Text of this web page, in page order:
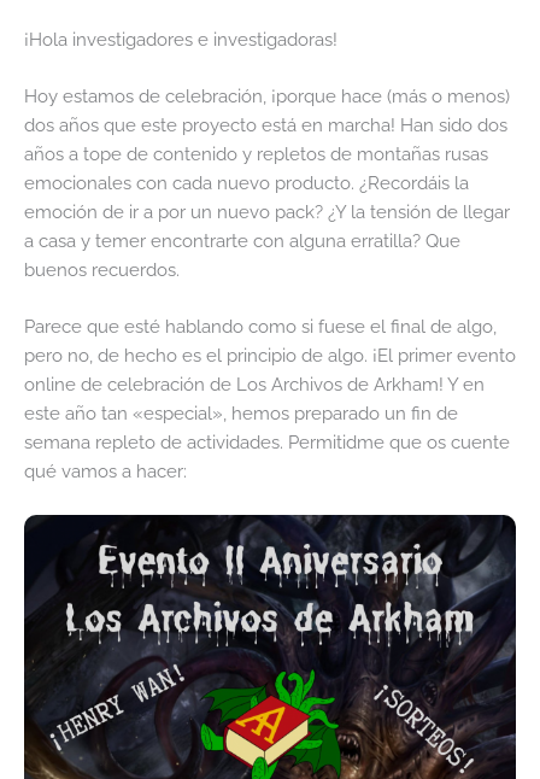
¡Hola investigadores e investigadoras!
Hoy estamos de celebración, ¡porque hace (más o menos)
dos años que este proyecto está en marcha! Han sido dos
años a tope de contenido y repletos de montañas rusas
emocionales con cada nuevo producto. ¿Recordáis la
emoción de ir a por un nuevo pack? ¿Y la tensión de llegar
a casa y temer encontrarte con alguna erratilla? Que
buenos recuerdos.
Parece que esté hablando como si fuese el final de algo,
pero no, de hecho es el principio de algo. ¡El primer evento
online de celebración de Los Archivos de Arkham! Y en
este año tan «especial», hemos preparado un fin de
semana repleto de actividades. Permitidme que os cuente
qué vamos a hacer: